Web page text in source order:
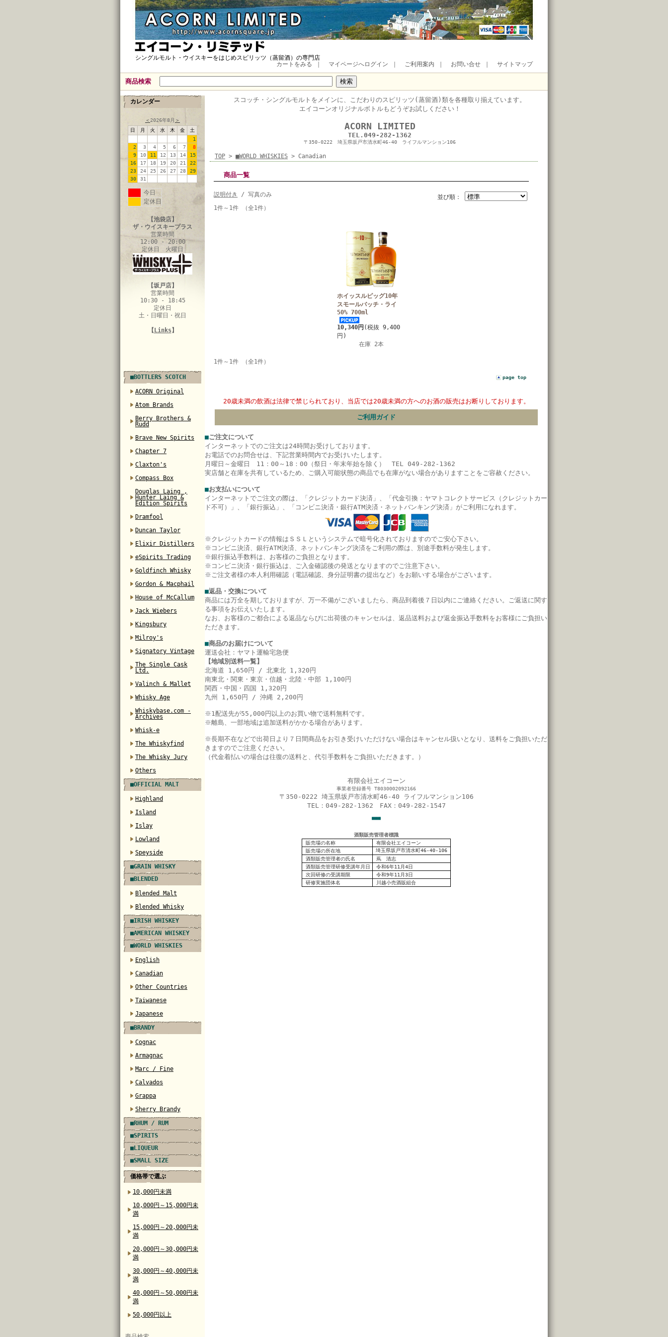
シングルモルト・ウイスキーをはじめスピリッツ（蒸留酒）の専門店
カートをみる
マイページへログイン ご利用案内 お問い合せ サイトマップ
商品検索
カレンダー
＜2026年8月 ＞
日
月 火 水 木 金
土
1
2
3 4 5 6 7
8
9
10 11 12 13 14
15
16
17 18 19 20 21
22
23
24 25 26 27 28
29
30
31
今日
定休日
【池袋店】
ザ・ウイスキープラス
営業時間
12:00 - 20:00
定休日 火曜日
【坂戸店】
営業時間
10:30 - 18:45
定休日
土・日曜日・祝日
【 Links】
■BOTTLERS SCOTCH
ACORN Original
Atom Brands
Berry Brothers &
Rudd
Brave New Spirits
Chapter 7
Claxton's
Compass Box
Douglas Laing ,
Hunter Laing &
Edition Spirits
Dramfool
Duncan Taylor
Elixir Distillers
eSpirits Trading
Goldfinch Whisky
Gordon & Macphail
House of McCallum
Jack Wiebers
Kingsbury
Milroy's
Signatory Vintage
The Single Cask
Ltd.
Valinch & Mallet
Whisky Age
Whiskybase.com -
Archives
Whisk-e
The Whiskyfind
The Whisky Jury
Others
■OFFICIAL MALT
Highland
Island
Islay
Lowland
Speyside
■GRAIN WHISKY
■BLENDED
Blended Malt
Blended Whisky
■IRISH WHISKEY
■AMERICAN WHISKEY
■WORLD WHISKIES
English
Canadian
Other Countries
Taiwanese
Japanese
■BRANDY
Cognac
Armagnac
Marc / Fine
Calvados
Grappa
Sherry Brandy
■RHUM / RUM
■SPIRITS
■LIQUEUR
■SMALL SIZE
価格帯で選ぶ
10,000円未満
10,000円～15,000円未
満
15,000円～20,000円未
満
20,000円～30,000円未
満
30,000円～40,000円未
満
40,000円～50,000円未
満
50,000円以上
スコッチ・ シングルモルトをメインに、 こだわりのスピリッツ(蒸留酒)類を各種取り揃えています。
エイコーンオリジナルボトルもどうぞお試しください！
ACORN LIMITED
TEL.049-282-1362
〒350-0222 埼玉県坂戸市清水町46-40 ライフルマンション106
TOP > ■WORLD WHISKIES > Canadian
商品一覧
並び順：
説明付き
/ 写真のみ
1件～1件 （全1件）
ホイッスルピッグ10年
スモールバッチ・ライ
50% 700ml
10,340円 (税抜 9,400
円)
在庫 2本
1件～1件 （全1件）
page top
20歳未満の飲酒は法律で禁じられており、当店では20歳未満の方へのお酒の販売はお断りしております。
ご利用ガイド
■ご注文について
インターネットでのご注文は24時間お受けしております。
お電話でのお問合せは、下記営業時間内でお受けいたします。
月曜日～金曜日 11：00～18：00（祭日・年末年始を除く） TEL 049-282-1362
実店舗と在庫を共有しているため、ご購入可能状態の商品でも在庫がない場合がありますことをご容赦ください。
■お支払いについて
インターネットでご注文の際は、「クレジットカード決済」、「代金引換：ヤマトコレクトサービス（クレジットカー
ド不可）」、
「銀行振込」、 「コンビニ決済・ 銀行ATM決済・ネットバンキング決済」 がご利用になれます。
※クレジットカードの情報はＳＳＬというシステムで暗号化されておりますのでご安心下さい。
※コンビニ決済、銀行ATM決済、ネットバンキング決済をご利用の際は、別途手数料が発生します。
※銀行振込手数料は、お客様のご負担となります。
※コンビニ決済・銀行振込は、ご入金確認後の発送となりますのでご注意下さい。
※ご注文者様の本人利用確認（電話確認、身分証明書の提出など）をお願いする場合がございます。
■返品・交換について
商品には万全を期しておりますが、万一不備がございましたら、商品到着後７日以内にご連絡ください。 ご返送に関す
る事項をお伝えいたします。
なお、お客様のご都合による返品ならびに出荷後のキャンセルは、返品送料および返金振込手数料をお客様にご負担い
ただきます。
■商品のお届けについて
運送会社：ヤマト運輸宅急便
【地域別送料一覧】
北海道 1,650円 / 北東北 1,320円
南東北・関東・東京・信越・北陸・中部 1,100円
関西・中国・四国 1,320円
九州 1,650円 / 沖縄 2,200円
※ 1配送先が55,000円以上のお買い物で送料無料です。
※離島、一部地域は追加送料がかかる場合があります。
※長期不在などで出荷日より７日間商品をお引き受けいただけない場合はキャンセル扱いとなり、 送料をご負担いただ
きますのでご注意ください。
（代金着払いの場合は往復の送料と、代引手数料をご負担いただきます。）
有限会社エイコーン
事業者登録番号 T8030002092166
〒350-0222 埼玉県坂戸市清水町46-40 ライフルマンション106
TEL：049-282-1362 FAX：049-282-1547
■■■
酒類販売管理者標識
販売場の名称
有限会社エイコーン
販売場の所在地
埼玉県坂戸市清水町46-40-106
酒類販売管理者の氏名
蔦 清志
酒類販売管理研修受講年月日
令和6年11月4日
次回研修の受講期限
令和9年11月3日
研修実施団体名
川越小売酒販組合